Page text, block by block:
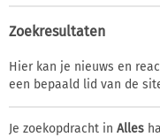
Zoekresultaten
Hier kan je nieuws en
een bepaald lid van de
Je zoekopdracht in Alles